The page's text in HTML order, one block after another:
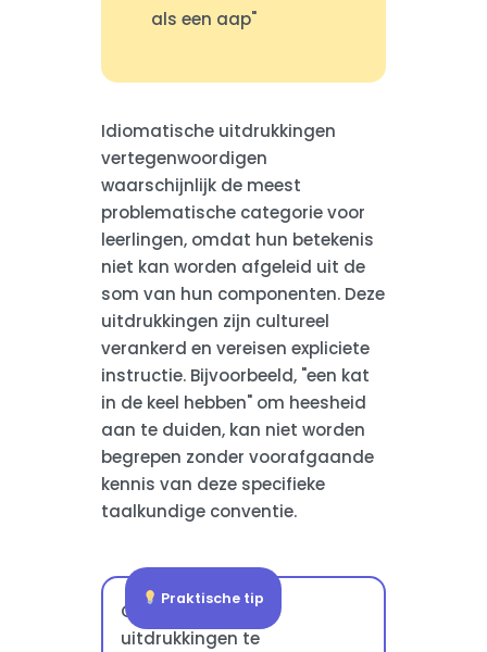
als een aap"
Idiomatische uitdrukkingen
vertegenwoordigen
waarschijnlijk de meest
problematische categorie voor
leerlingen, omdat hun betekenis
niet kan worden afgeleid uit de
som van hun componenten. Deze
uitdrukkingen zijn cultureel
verankerd en vereisen expliciete
instructie. Bijvoorbeeld, "een kat
in de keel hebben" om heesheid
aan te duiden, kan niet worden
begrepen zonder voorafgaande
kennis van deze specifieke
taalkundige conventie.
Praktische tip
Om idiomatische
uitdrukkingen te